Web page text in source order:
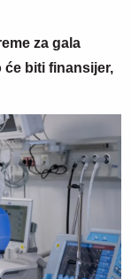
za gala
biti finansijer,